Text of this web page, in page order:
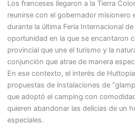
Los franceses llegaron a la Tierra
reunirse con el gobernador misionero
durante la última Feria Internacional
oportunidad en la que se encantaron
provincial que une el turismo y la
conjunción que atrae de manera
En ese contexto, el interés de
propuestas de instalaciones de
que adoptó el camping con
quieren abandonar las delicias de un
especiales.